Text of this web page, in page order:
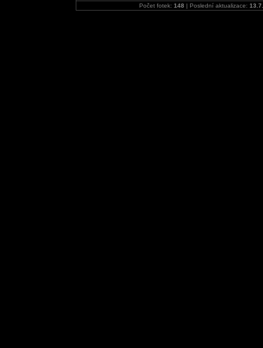
Počet fotek: 148 | Poslední aktualizace: